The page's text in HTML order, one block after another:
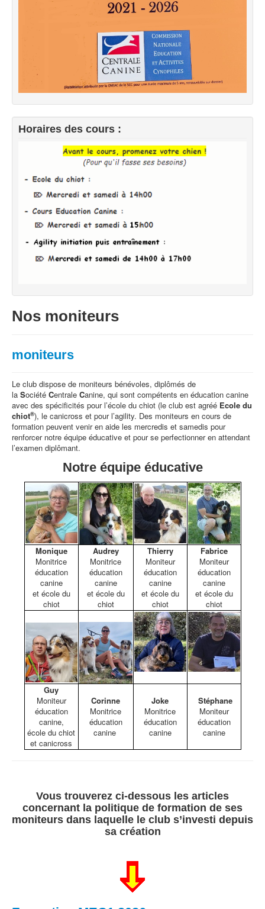
Horaires des cours :
Nos moniteurs
moniteurs
Le club dispose de moniteurs bénévoles, diplômés de
la Société Centrale Canine, qui sont compétents en éducation canine
avec des spécificités pour l’école du chiot (le club est agréé Ecole du
chiot®), le canicross et pour l’agility. Des moniteurs en cours de
formation peuvent venir en aide les mercredis et samedis pour
renforcer notre équipe éducative et pour se perfectionner en attendant
l’examen diplômant.
Notre équipe éducative
Monique
Monitrice
éducation
canine
et école du
chiot
Audrey
Monitrice
éducation
canine
et école du
chiot
Thierry
Moniteur
éducation
canine
et école du
chiot
Fabrice
Moniteur
éducation
canine
et école du
chiot
Guy
Moniteur
éducation
canine,
école du chiot
et canicross
Corinne
Monitrice
éducation
canine
Joke
Monitrice
éducation
canine
Stéphane
Moniteur
éducation
canine
Vous trouverez ci-dessous les articles
concernant la politique de formation de ses
moniteurs dans laquelle le club s’investi depuis
sa création